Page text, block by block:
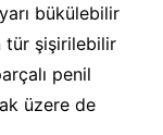
bükülebilir
tür şişirilebilir
penil
üzere de